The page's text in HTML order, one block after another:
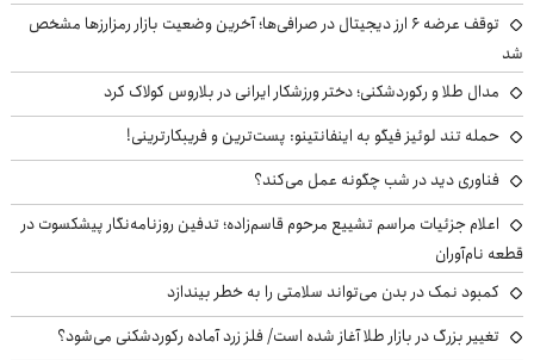
توقف عرضه ۶ ارز دیجیتال در صرافی‌ها؛ آخرین وضعیت بازار رمزارزها مشخص
شد
مدال طلا و رکوردشکنی؛ دختر ورزشکار ایرانی در بلاروس کولاک کرد
حمله تند لوئیز فیگو به اینفانتینو: پست‌ترین و فریبکارترینی!
فناوری دید در شب چگونه عمل می‌کند؟
اعلام جزئیات مراسم تشییع مرحوم قاسم‌زاده؛ تدفین روزنامه‌نگار پیشکسوت در
قطعه نام‌آوران
کمبود نمک در بدن می‌تواند سلامتی را به خطر بیندازد
تغییر بزرگ در بازار طلا آغاز شده است/ فلز زرد آماده رکوردشکنی می‌شود؟